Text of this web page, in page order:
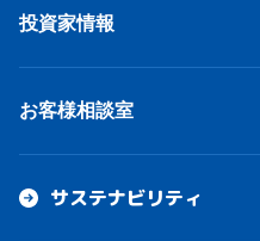
投資家情報
お客様相談室
サステナビリティ